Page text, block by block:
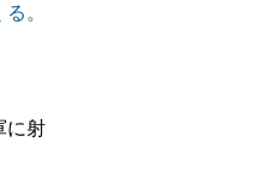
。
に射